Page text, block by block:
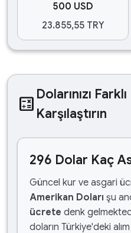
500 USD
23.855,55 TRY
calculate Dolarınızı
Karşılaştırın
296 Dolar Kaç
Güncel kur ve asgari
Amerikan Doları şu
ücrete denk
doların Türkiye'deki